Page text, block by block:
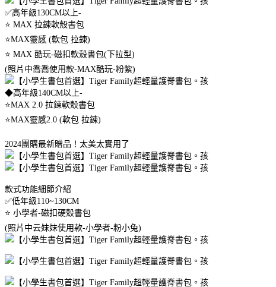
✅️高年級130CM以上-
⭐️ MAX 拉鍊軟殼書包
⭐️MAX靈感 (軟包 拉鍊)
⭐️ MAX 酷玩-磁扣軟殼書包(下拉型)
(照片中喬喬使用款-MAX酷玩-粉紫)
◆高年級140CM以上-
⭐️MAX 2.0 拉鍊軟殼書包
⭐️MAX靈感2.0 (軟包 拉鍊)
2024團購最新贈品！太美太實用了
款式功能細節介紹
✅️低年級110~130CM
⭐️ 小學者-磁扣硬殼書包
(照片中云妹妹使用款-小學者-粉小兔)